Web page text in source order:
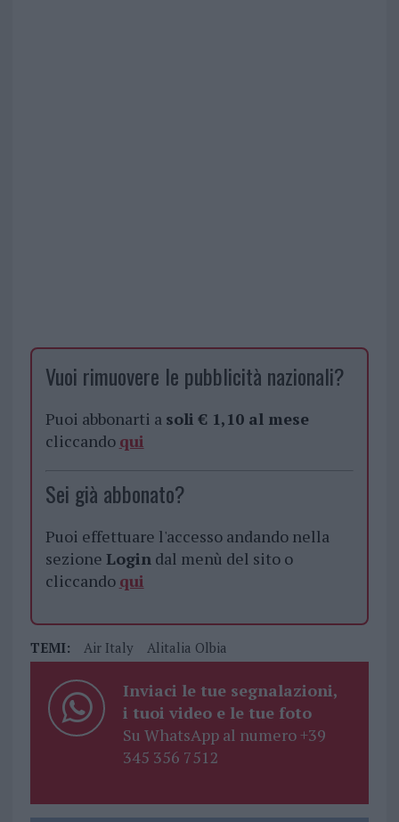
Vuoi rimuovere le pubblicità nazionali?
Puoi abbonarti a soli € 1,10 al mese
cliccando qui
Sei già abbonato?
Puoi effettuare l'accesso andando nella
sezione Logindal menù del sito o
cliccando qui
TEMI: Air Italy Alitalia Olbia
Inviaci le tue segnalazioni,
i tuoi video e le tue foto
Su WhatsApp al numero +39
345 356 7512